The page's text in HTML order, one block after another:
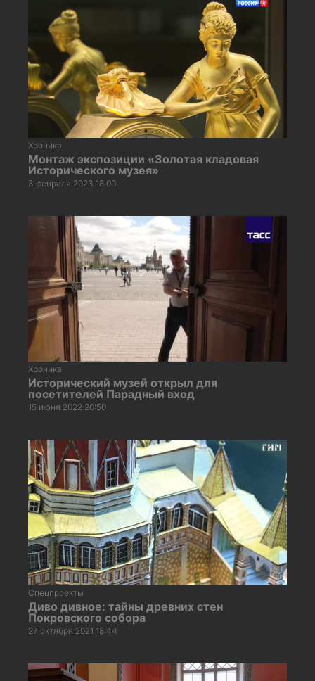
Хроника
Монтаж экспозиции «Золотая кладовая
Исторического музея»
3 февраля 2023 18:00
Хроника
Исторический музей открыл для
посетителей Парадный вход
15 июня 2022 20:50
Спецпроекты
Диво дивное: тайны древних стен
Покровского собора
27 октября 2021 18:44